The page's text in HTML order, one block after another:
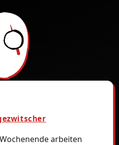
arbeiten